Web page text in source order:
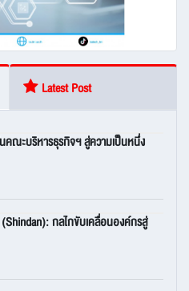
Latest Post
ณะบริหารธุรกิจฯ สู่ความเป็นหนึ่ง
กลไกขับเคลื่อนองค์กรสู่